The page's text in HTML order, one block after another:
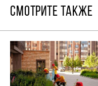
СМОТРИТЕ ТАКЖЕ